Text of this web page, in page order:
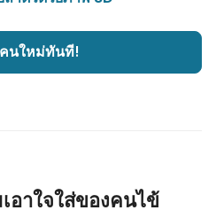
นใหม่ทันที!
อาใจใส่ของคนไข้